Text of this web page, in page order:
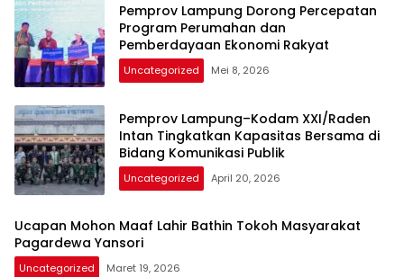
Pemprov Lampung Dorong Percepatan
Program Perumahan dan
Pemberdayaan Ekonomi Rakyat
Uncategorized Mei 8, 2026
Pemprov Lampung–Kodam XXI/Raden
Intan Tingkatkan Kapasitas Bersama di
Bidang Komunikasi Publik
Uncategorized April 20, 2026
Ucapan Mohon Maaf Lahir Bathin Tokoh Masyarakat
Pagardewa Yansori
Uncategorized Maret 19, 2026